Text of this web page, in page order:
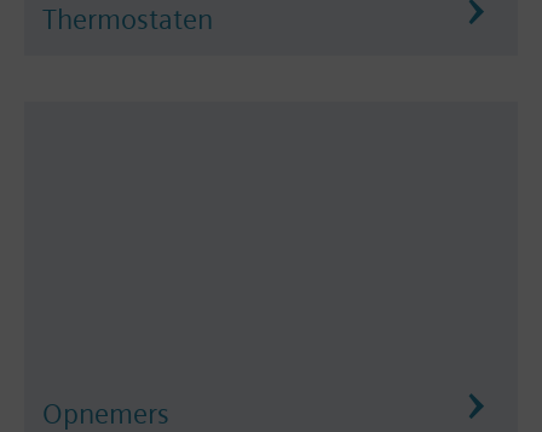
Thermostaten
Opnemers